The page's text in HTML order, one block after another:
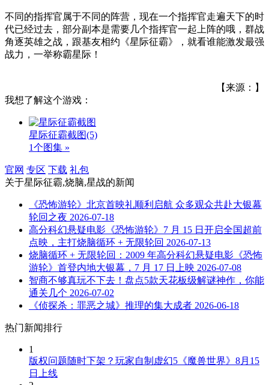
不同的指挥官属于不同的阵营，现在一个指挥官走遍天下的时
代已经过去，部分副本是需要几个指挥官一起上阵的哦，群战
角逐英雄之战，跟基友相约《星际征霸》，就看谁能激发最强
战力，一举称霸星际！
【来源：】
我想了解这个游戏：
星际征霸截图(5)
1个图集 »
官网 专区 下载 礼包
关于星际征霸,烧脑,星战的新闻
《恐怖游轮》北京首映礼顺利启航 众多观众共赴大银幕
轮回之夜 2026-07-18
高分科幻悬疑电影《恐怖游轮》7 月 15 日开启全国超前
点映，主打烧脑循环 + 无限轮回 2026-07-13
烧脑循环 + 无限轮回：2009 年高分科幻悬疑电影《恐怖
游轮》首登内地大银幕，7 月 17 日上映 2026-07-08
智商不够真玩不下去！盘点5款天花板级解谜神作，你能
通关几个 2026-07-02
《侦探杀：罪恶之城》推理的集大成者 2026-06-18
热门新闻排行
1
版权问题随时下架？玩家自制虚幻5《魔兽世界》8月15
日上线